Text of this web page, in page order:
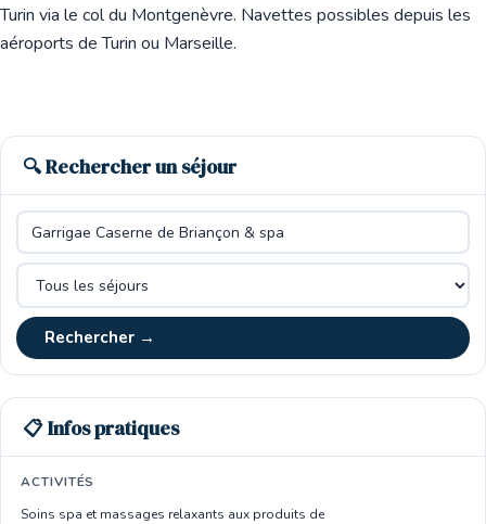
Turin via le col du Montgenèvre. Navettes possibles depuis les
aéroports de Turin ou Marseille.
🔍 Rechercher un séjour
Rechercher →
📋 Infos pratiques
ACTIVITÉS
Soins spa et massages relaxants aux produits de